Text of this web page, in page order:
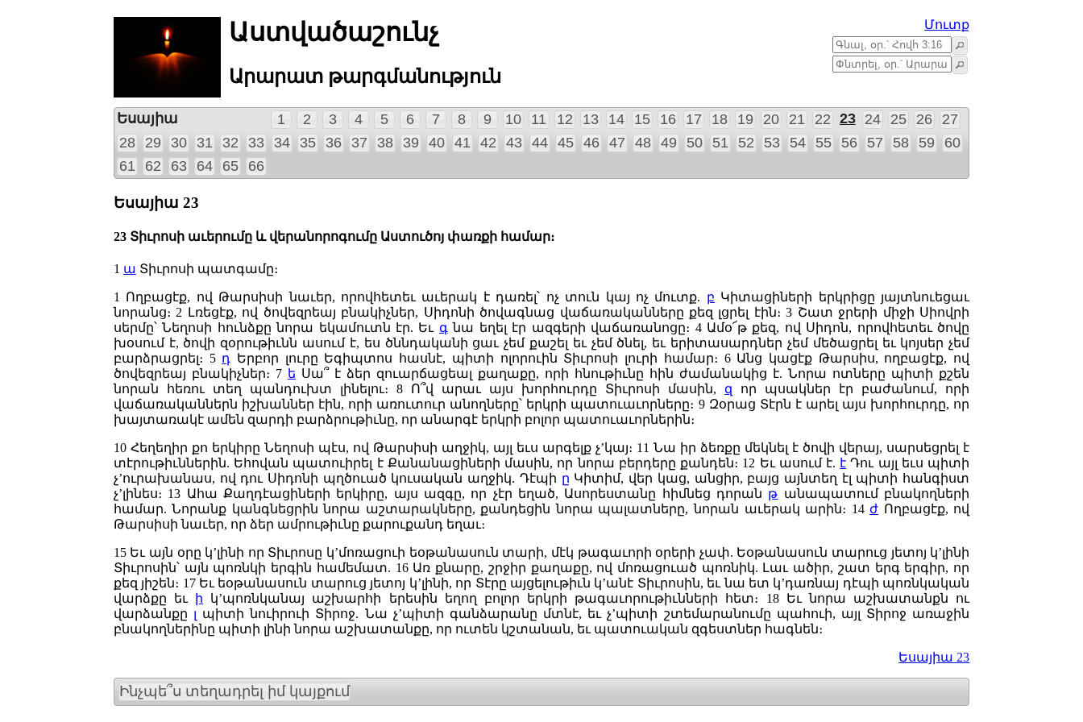
Աստվածաշունչ
Արարատթարգմանություն
Մուտք
Եսայիա 1 2 3 4 5 6 7 8 9 10 11 12 13 14 15 16 17 18 19 20 21 22 23 24 25 26
27
28
29 30 31 32 33 34 35 36 37 38 39 40 41 42 43 44 45 46 47 48 49 50 51 52 53 54 55 56 57 58 59
60
61
62 63 64 65 66
Եսայիա 23
23 Տիւրոսի աւերումը և վերանորոգումը Աստուծոյ փառքի համար։
1 ա Տիւրոսի պատգամը։
1 Ողբացէք, ով Թարսիսի նաւեր, որովհետեւ աւերակ է դառել՝ ոչ տուն կայ ոչ մուտք. բ Կիտացիների երկրիցը յայտնուեցաւ
նորանց։ 2 Լռեցէք, ով ծովեզրեայ բնակիչներ, Սիդոնի ծովագնաց վաճառականները քեզ լցրել էին։3 Շատ ջրերի միջի Սիովրի
սերմը՝ Նեղոսի հունձքը նորա եկամուտն էր. Եւ գ նա եղել էր ազգերի վաճառանոցը։ 4 Ամօ՜թ քեզ, ով Սիդոն, որովհետեւ ծովը
խօսում է, ծովի զօրութիւնն ասում է, ես ծննդականի ցաւ չեմ քաշել եւ չեմ ծնել, եւ երիտասարդներ չեմ մեծացրել եւ կոյսեր չեմ
բարձրացրել։ 5 դ Երբոր լուրը Եգիպտոս հասնէ, պիտի ոլորուին Տիւրոսի լուրի համար։ 6 Անց կացէք Թարսիս, ողբացէք, ով
ծովեզրեայ բնակիչներ։ 7 ե Սա՞ է ձեր զուարճացեալ քաղաքը, որի հնութիւնը հին ժամանակից է. Նորա ոտները պիտի քշեն
նորան հեռու տեղ պանդուխտ լինելու։ 8 Ո՞վ արաւ այս խորհուրդը Տիւրոսի մասին, զ
որ պսակներ էր բաժանում, որի
վաճառականներն իշխաններ էին, որի առուտուր անողները՝ երկրի պատուաւորները։ 9 Զօրաց Տէրն է արել այս խորհուրդը, որ
խայտառակէ ամեն զարդի բարձրութիւնը, որ անարգէ երկրի բոլոր պատուաւորներին։
10 Հեղեղիր քո երկիրը Նեղոսի պէս, ով Թարսիսի աղջիկ, այլ եւս արգելք չ’կայ։ 11 Նա իր ձեռքը մեկնել է ծովի վերայ, սարսեցրել է
տէրութիւններին. Եհովան պատուիրել է Քանանացիների մասին, որ նորա բերդերը քանդեն։ 12 Եւ ասում է. է Դու այլ եւս պիտի
չ’ուրախանաս, ով դու Սիդոնի պղծուած կուսական աղջիկ. Դէպի ը Կիտիմ, վեր կաց, անցիր, բայց այնտեղ էլ պիտի հանգիստ
չ’լինես։ 13 Ահա Քաղդէացիների երկիրը, այս ազգը, որ չէր եղած, Ասորեստանը հիմնեց դորան թ անապատում բնակողների
համար. Նորանք կանգնեցրին նորա աշտարակները, քանդեցին նորա պալատները, նորան աւերակ արին։ 14 ժ Ողբացէք, ով
Թարսիսի նաւեր, որ ձեր ամրութիւնը քարուքանդ եղաւ։
15 Եւ այն օրը կ’լինի որ Տիւրոսը կ’մոռացուի եօթանասուն տարի, մէկ թագաւորի օրերի չափ. Եօթանասուն տարուց յետոյ կ’լինի
Տիւրոսին՝ այն պոռնկի երգին համեմատ. 16 Առ քնարը, շրջիր քաղաքը, ով մոռացուած պոռնիկ. Լաւ ածիր, շատ երգ երգիր, որ
քեզ յիշեն։ 17 Եւ եօթանասուն տարուց յետոյ կ’լինի, որ Տէրը այցելութիւն կ’անէ Տիւրոսին, եւ նա ետ կ’դառնայ դէպի պոռնկական
վարձքը եւ
ի կ’պոռնկանայ աշխարհի երեսին եղող բոլոր երկրի թագաւորութիւնների հետ։ 18
Եւ նորա աշխատանքն ու
վարձանքը լ պիտի նուիրուի Տիրոջ. Նա չ’պիտի գանձարանը մտնէ, եւ չ’պիտի շտեմարանումը պահուի, այլ Տիրոջ առաջին
բնակողներինը պիտի լինի նորա աշխատանքը, որ ուտեն կշտանան, եւ պատուական զգեստներ հագնեն։
Եսայիա 23
Ինչպե՞ս տեղադրել իմ կայքում